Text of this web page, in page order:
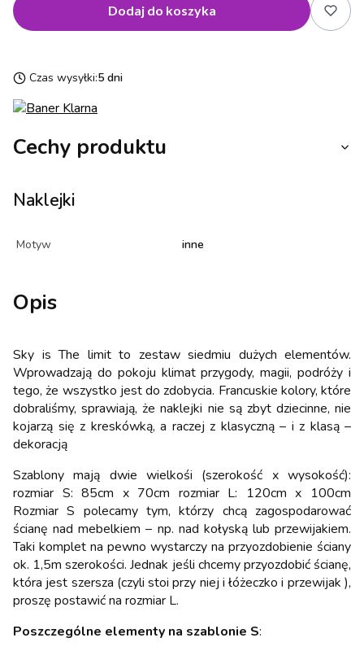
Dodaj do koszyka
Czas wysyłki:5 dni
Cechy produktu
Naklejki
Motyw inne
Opis
Sky is The limit to zestaw siedmiu dużych elementów.
Wprowadzają do pokoju klimat przygody, magii, podróży i
tego, że wszystko jest do zdobycia. Francuskie kolory, które
dobraliśmy, sprawiają, że naklejki nie są zbyt dziecinne, nie
kojarzą się z kreskówką, a raczej z klasyczną – i z klasą –
dekoracją
Szablony mają dwie wielkośi (szerokość x wysokość):
rozmiar S: 85cm x 70cm rozmiar L: 120cm x 100cm
Rozmiar S polecamy tym, którzy chcą zagospodarować
ścianę nad mebelkiem – np. nad kołyską lub przewijakiem.
Taki komplet na pewno wystarczy na przyozdobienie ściany
ok. 1,5m szerokości. Jednak jeśli chcemy przyozdobić ścianę,
która jest szersza (czyli stoi przy niej i łóżeczko i przewijak ),
proszę postawić na rozmiar L.
Poszczególne elementy na szablonie S: